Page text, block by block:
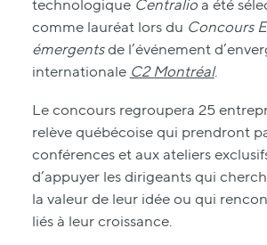
comme lauréat lors du Concours
émergentsde l’événement
internationale C2 Montréal.
Le concours regroupera 25
relève québécoise qui prendront
conférences et aux ateliers
d’appuyer les dirigeants qui
la valeur de leur idée ou qui
liés à leur croissance.